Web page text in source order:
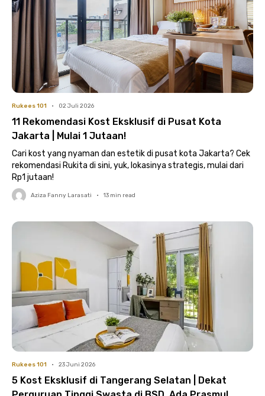
Rukees 101 • 02 Juli 2026
11 Rekomendasi Kost Eksklusif di Pusat Kota
Jakarta | Mulai 1 Jutaan!
Cari kost yang nyaman dan estetik di pusat kota Jakarta? Cek
rekomendasi Rukita di sini, yuk, lokasinya strategis, mulai dari
Rp1 jutaan!
Aziza Fanny Larasati • 13 min read
Rukees 101 • 23 Juni 2026
5 Kost Eksklusif di Tangerang Selatan | Dekat